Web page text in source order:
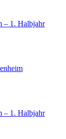
– 1. Halbjahr
– 1. Halbjahr